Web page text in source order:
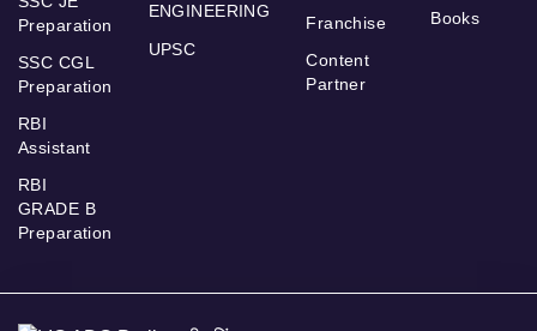
Preparation
SSC CGL
Preparation
RBI
Assistant
RBI
GRADE B
Preparation
ENGINEERING
UPSC
Franchise
Content
Partner
Books